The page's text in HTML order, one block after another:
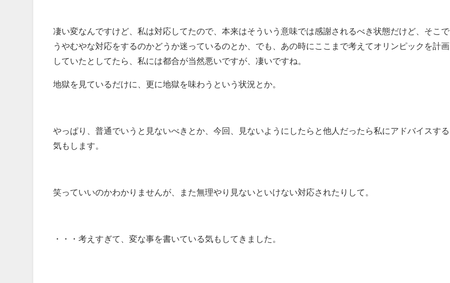
凄い変なんですけど、私は対応してたので、本来はそういう意味では感謝されるべき状態だけど、そこで
うやむやな対応をするのかどうか迷っているのとか、でも、あの時にここまで考えてオリンピックを計画
していたとしてたら、私には都合が当然悪いですが、凄いですね。
地獄を見ているだけに、更に地獄を味わうという状況とか。
やっぱり、普通でいうと見ないべきとか、今回、見ないようにしたらと他人だったら私にアドバイスする
気もします。
笑っていいのかわかりませんが、また無理やり見ないといけない対応されたりして。
・・・考えすぎて、変な事を書いている気もしてきました。